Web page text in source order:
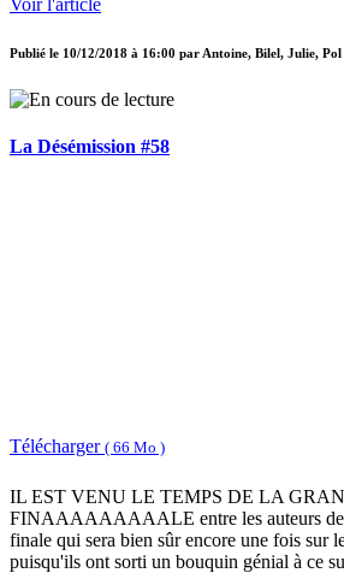
Voir l'article
Publié le 10/12/2018 à 16:00 par Antoine, Bilel, Julie,
La Désémission #58
Télécharger ( 66 Mo )
IL EST VENU LE TEMPS DE LA
FINAAAAAAAAALE entre les auteurs
finale qui sera bien sûr encore une fois sur
puisqu'ils ont sorti un bouquin génial à ce